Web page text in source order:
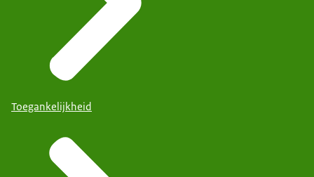
Toegankelijkheid